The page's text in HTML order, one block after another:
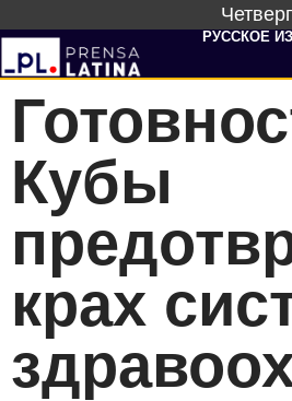
РУССКОЕ
Кубы
крах